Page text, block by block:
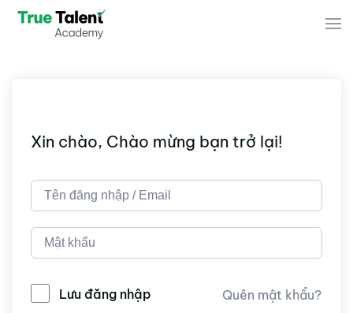
Xin chào, Chào mừng bạn trở lại!
Lưu đăng nhập Quên mật khẩu?